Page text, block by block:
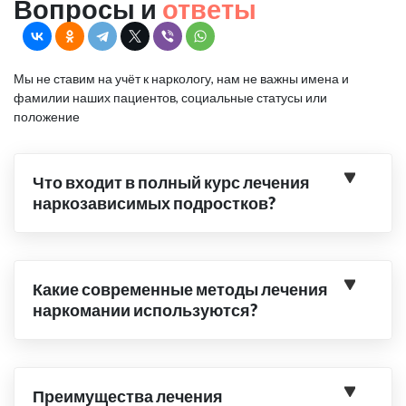
Вопросы и ответы
Мы не ставим на учёт к наркологу, нам не важны имена и
фамилии наших пациентов, социальные статусы или
положение
Что входит в полный курс лечения
наркозависимых подростков?
Какие современные методы лечения
наркомании используются?
Преимущества лечения